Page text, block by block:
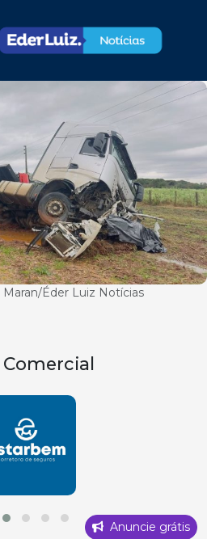
Maran/Éder Luiz Notícias
Comercial
Anuncie grátis